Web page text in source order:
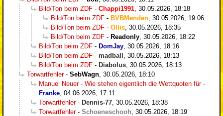
Bild/Ton beim ZDF - Chappi1991 30.05.2026, 18:18
Bild/Ton beim ZDF - BVBMenden 30.05.2026, 19:06
Bild/Ton beim ZDF - Ollis 30.05.2026, 18:35
Bild/Ton beim ZDF - Readonly 30.05.2026, 18:22
Bild/Ton beim ZDF - DomJay 30.05.2026, 18:16
Bild/Ton beim ZDF - madball
30.05.2026, 18:13
Bild/Ton beim ZDF - Diabolus 30.05.2026, 18:13
Torwartfehler- SebWagn 30.05.2026, 18:10
Manuel Neuer - Wie stehen eigentlich die Wettquoten für-
Franke 04.06.2026, 17:11
Torwartfehler- Dennis-77 30.05.2026, 18:38
Torwartfehler- Schoeneschooh 30.05.2026, 18:19